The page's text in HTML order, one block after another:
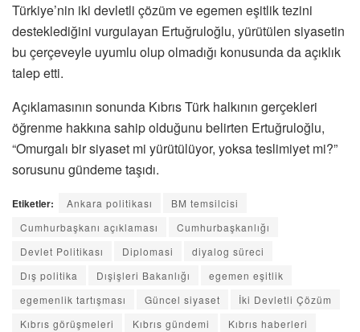
Türkiye’nin iki devletli çözüm ve egemen eşitlik tezini
desteklediğini vurgulayan Ertuğruloğlu, yürütülen siyasetin
bu çerçeveyle uyumlu olup olmadığı konusunda da açıklık
talep etti.
Açıklamasının sonunda Kıbrıs Türk halkının gerçekleri
öğrenme hakkına sahip olduğunu belirten Ertuğruloğlu,
“Omurgalı bir siyaset mi yürütülüyor, yoksa teslimiyet mi?”
sorusunu gündeme taşıdı.
Etiketler: Ankara politikası
BM temsilcisi
Cumhurbaşkanı açıklaması
Cumhurbaşkanlığı
Devlet Politikası
Diplomasi
diyalog süreci
Dış politika
Dışişleri Bakanlığı
egemen eşitlik
egemenlik tartışması
Güncel siyaset
İki Devletli Çözüm
Kıbrıs görüşmeleri
Kıbrıs gündemi
Kıbrıs haberleri